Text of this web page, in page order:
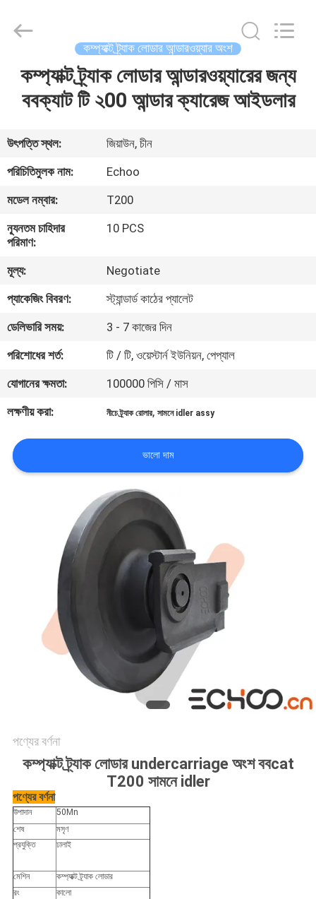
বাড়ি
আমাদের
সম্পর্কে
কারখানা
ভ্রমণ
মান
নিয়ন্ত্রণ
খবর
উদ্ধৃতির
জন্য
আবেদন
PRIVACY
POLICY
Corporation.
কম্প্যাক্ট ট্র্যাক লোডার আন্ডারওয়্যার অংশ
কম্প্যাক্ট ট্র্যাক লোডার আন্ডারওয়্যারের জন্য
ববক্যাট টি ২00 আন্ডার ক্যারেজ আইডলার
উৎপত্তি স্থল:
জিয়াউন, চীন
পরিচিতিমুলক নাম:
Echoo
মডেল নম্বার:
T200
ন্যূনতম চাহিদার
পরিমাণ:
10 PCS
মূল্য:
Negotiate
প্যাকেজিং বিবরণ:
স্ট্যান্ডার্ড কাঠের প্যালেট
ডেলিভারি সময়:
3 - 7 কাজের দিন
পরিশোধের শর্ত:
টি / টি, ওয়েস্টার্ন ইউনিয়ন, পেপ্যাল
যোগানের ক্ষমতা:
100000 পিসি / মাস
লক্ষণীয় করা:
নীচে ট্র্যাক রোলার,সামনে idler assy
ভালো দাম
পণ্যের বর্ণনা
কম্প্যাক্ট ট্র্যাক লোডার undercarriage অংশ ববcat
T200 সামনে idler
পণ্যের বর্ণনা
উপাদান
50Mn
শেষ
মসৃণ
প্রযুক্তি
ঢালাই
মেশিন
কম্প্যাক্ট ট্র্যাক লোডার
রং
কালো